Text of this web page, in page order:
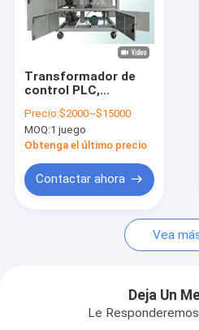
Viaje de la fábrica
Noticias
Pida una cita
máquina del purificador de
Purificador de aceite móvil
Transformador de
control PLC,
de aceite, máquina
de filtrado, con
accesorios
Precio:$2000~$15000
MOQ:1 juego
Obtenga el último precio
Contactar ahora
Vea
Deja Un
Le